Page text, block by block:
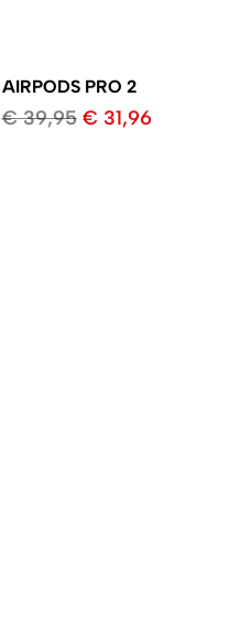
AIRPODS PRO 2
€39,95 € 31,96